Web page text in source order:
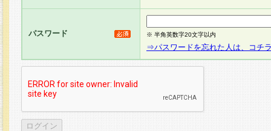
パスワード ※ 半角英数字20文字以内
⇒パスワードを忘れた人は、コチ